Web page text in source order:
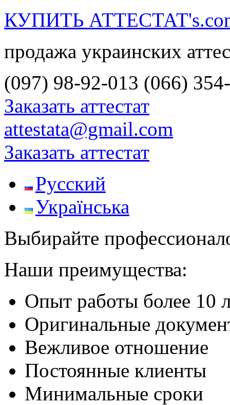
КУПИТЬ
продажа украинских
(097) 98-92-013 (066)
Заказать аттестат
attestata@gmail.com
Заказать аттестат
Русский
Українська
Выбирайте
Наши преимущества:
Опыт работы более 10
Оригинальные
Вежливое отношение
Постоянные клиенты
Минимальные сроки